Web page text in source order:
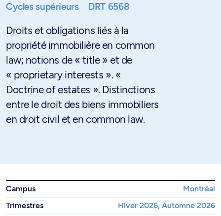
Cycles supérieurs DRT 6568
Droits et obligations liés à la
propriété immobilière en common
law; notions de « title » et de
« proprietary interests ». «
Doctrine of estates ». Distinctions
entre le droit des biens immobiliers
en droit civil et en common law.
Campus
Montréal
Trimestres
Hiver 2026, Automne 2026